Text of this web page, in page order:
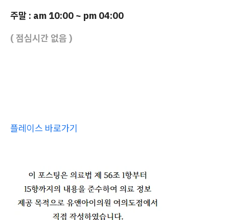
주말 : am 10:00 ~ pm 04:00
( 점심시간 없음 )
플레이스 바로가기